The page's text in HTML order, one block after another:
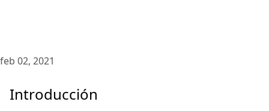
feb 02, 2021
Introducción